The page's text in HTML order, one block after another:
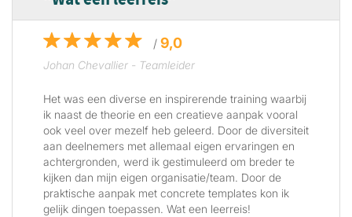
/ 9,0
Johan Chevallier - Teamleider
Het was een diverse en inspirerende training waarbij
ik naast de theorie en een creatieve aanpak vooral
ook veel over mezelf heb geleerd. Door de diversiteit
aan deelnemers met allemaal eigen ervaringen en
achtergronden, werd ik gestimuleerd om breder te
kijken dan mijn eigen organisatie/team. Door de
praktische aanpak met concrete templates kon ik
gelijk dingen toepassen. Wat een leerreis!